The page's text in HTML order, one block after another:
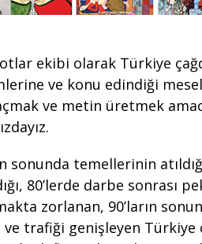
ekibi olarak Türkiye
ve konu edindiği
ve metin üretmek
sonunda temellerinin
80’lerde darbe sonrası
zorlanan, 90’ların
ve trafiği genişleyen Türkiye